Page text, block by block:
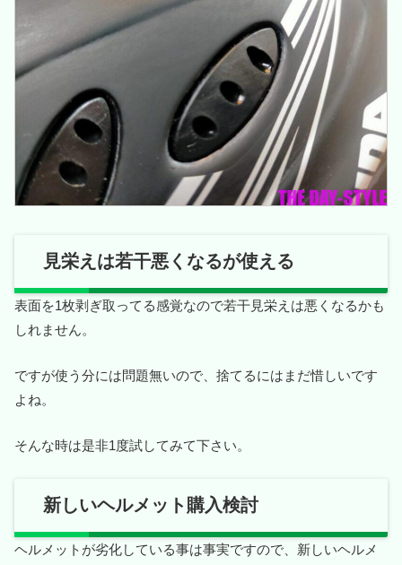
見栄えは若干悪くなるが使える
表面を1枚剥ぎ取ってる感覚なので若干見栄えは悪くなるかも
しれません。
ですが使う分には問題無いので、捨てるにはまだ惜しいです
よね。
そんな時は是非1度試してみて下さい。
新しいヘルメット購入検討
ヘルメットが劣化している事は事実ですので、新しいヘルメ